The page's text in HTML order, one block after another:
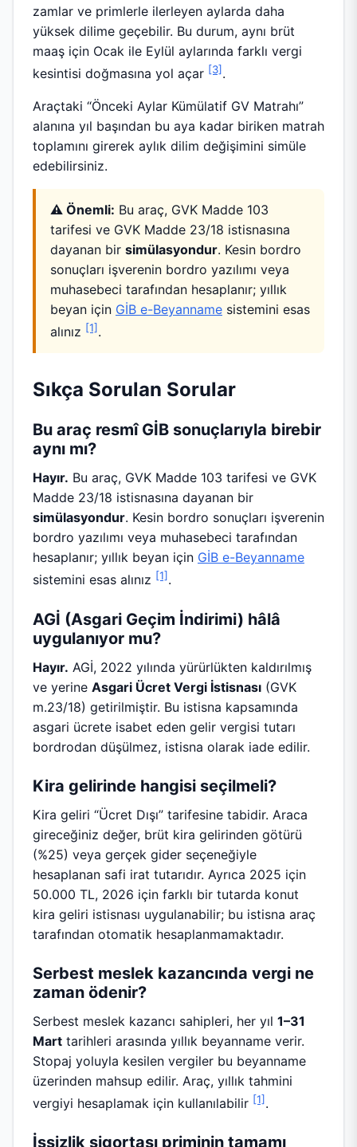
zamlar ve primlerle ilerleyen aylarda daha
yüksek dilime geçebilir. Bu durum, aynı brüt
maaş için Ocak ile Eylül aylarında farklı vergi
kesintisi doğmasına yol açar [3] .
Araçtaki “Önceki Aylar Kümülatif GV Matrahı”
alanına yıl başından bu aya kadar biriken matrah
toplamını girerek aylık dilim değişimini simüle
edebilirsiniz.
⚠️ Önemli: Bu araç, GVK Madde 103
tarifesi ve GVK Madde 23/18 istisnasına
dayanan bir simülasyondur. Kesin bordro
sonuçları işverenin bordro yazılımı veya
muhasebeci tarafından hesaplanır; yıllık
beyan için GİB e-Beyanname sistemini esas
alınız [1] .
Sıkça Sorulan Sorular
Bu araç resmî GİB sonuçlarıyla birebir
aynı mı?
Hayır. Bu araç, GVK Madde 103 tarifesi ve GVK
Madde 23/18 istisnasına dayanan bir
simülasyondur. Kesin bordro sonuçları işverenin
bordro yazılımı veya muhasebeci tarafından
hesaplanır; yıllık beyan için GİB e-Beyanname
sistemini esas alınız [1] .
AGİ (Asgari Geçim İndirimi) hâlâ
uygulanıyor mu?
Hayır. AGİ, 2022 yılında yürürlükten kaldırılmış
ve yerine Asgari Ücret Vergi İstisnası (GVK
m.23/18) getirilmiştir. Bu istisna kapsamında
asgari ücrete isabet eden gelir vergisi tutarı
bordrodan düşülmez, istisna olarak iade edilir.
Kira gelirinde hangisi seçilmeli?
Kira geliri “Ücret Dışı” tarifesine tabidir. Araca
gireceğiniz değer, brüt kira gelirinden götürü
(%25) veya gerçek gider seçeneğiyle
hesaplanan safi irat tutarıdır. Ayrıca 2025 için
50.000 TL, 2026 için farklı bir tutarda konut
kira geliri istisnası uygulanabilir; bu istisna araç
tarafından otomatik hesaplanmamaktadır.
Serbest meslek kazancında vergi ne
zaman ödenir?
Serbest meslek kazancı sahipleri, her yıl 1–31
Mart tarihleri arasında yıllık beyanname verir.
Stopaj yoluyla kesilen vergiler bu beyanname
üzerinden mahsup edilir. Araç, yıllık tahmini
vergiyi hesaplamak için kullanılabilir [1] .
İşsizlik sigortası priminin tamamı